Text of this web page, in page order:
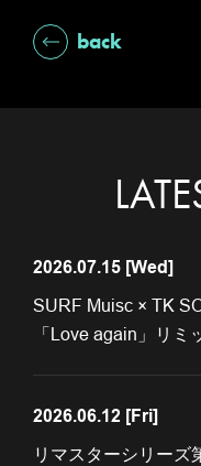
back
2026.07.15 [Wed]
SURF Muisc × TK
「Love again」リミ
2026.06.12 [Fri]
リマスターシリーズ